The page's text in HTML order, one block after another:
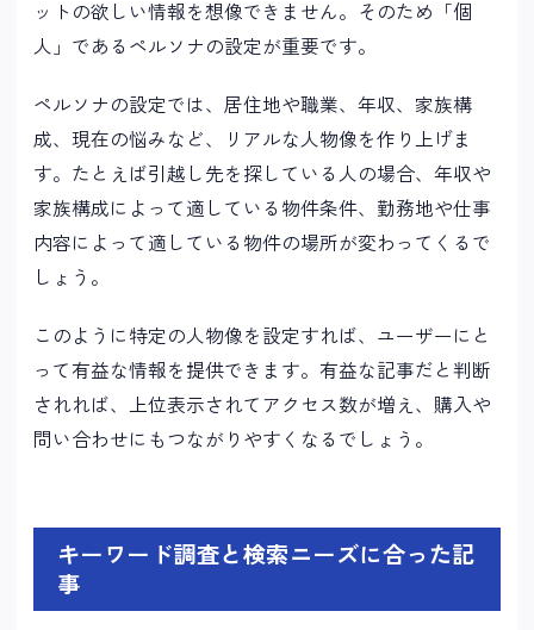
ットの欲しい情報を想像できません。そのため「個
人」であるペルソナの設定が重要です。
ペルソナの設定では、居住地や職業、年収、家族構
成、現在の悩みなど、リアルな人物像を作り上げま
す。たとえば引越し先を探している人の場合、年収や
家族構成によって適している物件条件、勤務地や仕事
内容によって適している物件の場所が変わってくるで
しょう。
このように特定の人物像を設定すれば、ユーザーにと
って有益な情報を提供できます。有益な記事だと判断
されれば、上位表示されてアクセス数が増え、購入や
問い合わせにもつながりやすくなるでしょう。
キーワード調査と検索ニーズに合った記
事